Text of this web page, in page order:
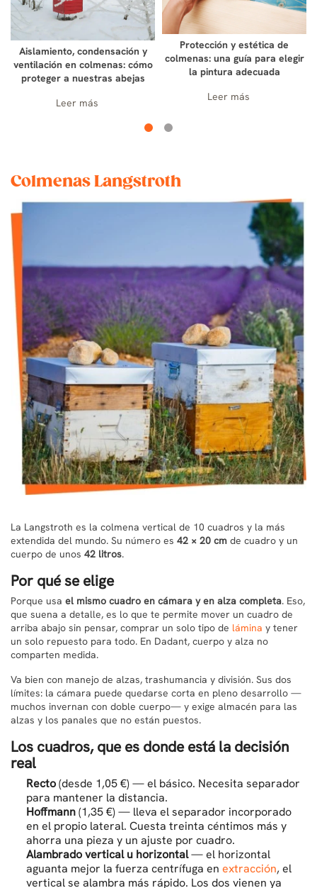
Aislamiento, condensación y
ventilación en colmenas: cómo
proteger a nuestras abejas
Leer más
Protección y estética de
colmenas: una guía para elegir
la pintura adecuada
Leer más
Colmenas Langstroth
La Langstroth es la colmena vertical de 10 cuadros y la más
extendida del mundo. Su número es 42 × 20 cm de cuadro y un
cuerpo de unos 42 litros.
Por qué se elige
Porque usa el mismo cuadro en cámara y en alza completa. Eso,
que suena a detalle, es lo que te permite mover un cuadro de
arriba abajo sin pensar, comprar un solo tipo de lámina y tener
un solo repuesto para todo. En Dadant, cuerpo y alza no
comparten medida.
Va bien con manejo de alzas, trashumancia y división. Sus dos
límites: la cámara puede quedarse corta en pleno desarrollo —
muchos invernan con doble cuerpo— y exige almacén para las
alzas y los panales que no están puestos.
Los cuadros, que es donde está la decisión
real
Recto(desde 1,05 €) — el básico. Necesita separador
para mantener la distancia.
Hoffmann(1,35 €) — lleva el separador incorporado
en el propio lateral. Cuesta treinta céntimos más y
ahorra una pieza y un ajuste por cuadro.
Alambrado vertical u horizontal— el horizontal
aguanta mejor la fuerza centrífuga en extracción, el
vertical se alambra más rápido. Los dos vienen ya